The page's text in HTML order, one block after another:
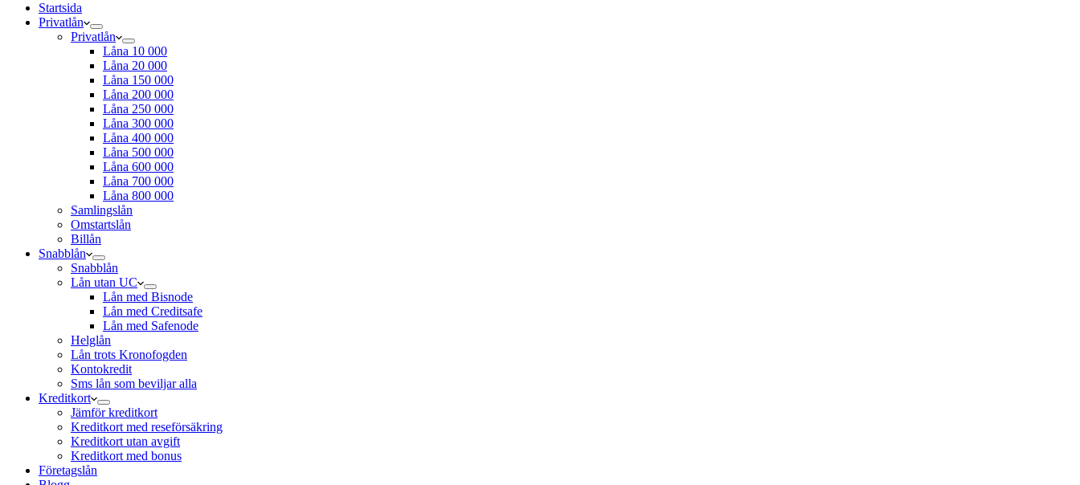
Startsida
Privatlån
Privatlån
Låna 10 000
Låna 20 000
Låna 150 000
Låna 200 000
Låna 250 000
Låna 300 000
Låna 400 000
Låna 500 000
Låna 600 000
Låna 700 000
Låna 800 000
Samlingslån
Omstartslån
Billån
Snabblån
Snabblån
Lån utan UC
Lån med Bisnode
Lån med Creditsafe
Lån med Safenode
Helglån
Lån trots Kronofogden
Kontokredit
Sms lån som beviljar alla
Kreditkort
Jämför kreditkort
Kreditkort med reseförsäkring
Kreditkort utan avgift
Kreditkort med bonus
Företagslån